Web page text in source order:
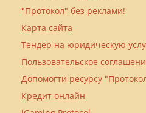
"Протокол" без реклами!
Карта сайта
Тендер на юридическую
Пользовательское
Допомогти ресурсу
Кредит онлайн